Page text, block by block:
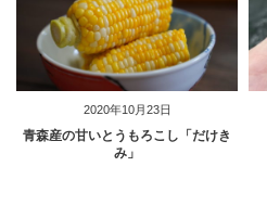
2020年10月23日
青森産の甘いとうもろこし「だけき
み」